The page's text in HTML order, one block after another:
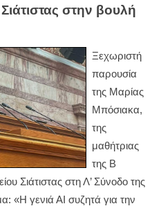
στην βουλή
Ξεχωριστή
παρουσία
της Μαρίας
Μπόσιακα,
της
μαθήτριας
της Β
Σιάτιστας στη Λ’ Σύνοδο της
«Η γενιά ΑΙ συζητά για την